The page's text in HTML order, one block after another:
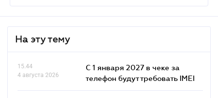
На эту тему
15.44
4 августа 2026
С 1 января 2027 в чеке за
телефон будут требовать IMEI